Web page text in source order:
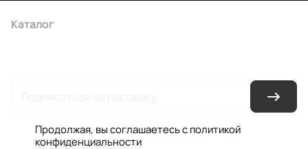
Каталог
Продолжая, вы соглашаетесь с политикой
конфиденциальности